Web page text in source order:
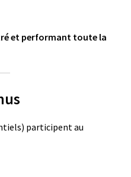
et performant toute la
participent au